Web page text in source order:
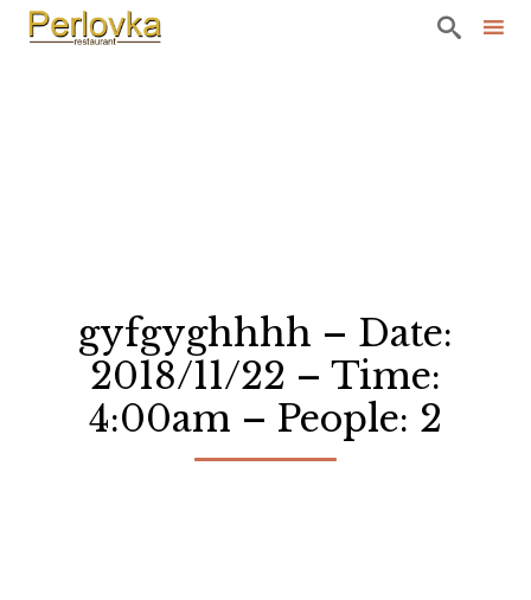

gyfgyghhhh – Date:
2018/11/22 – Time:
4:00am – People: 2